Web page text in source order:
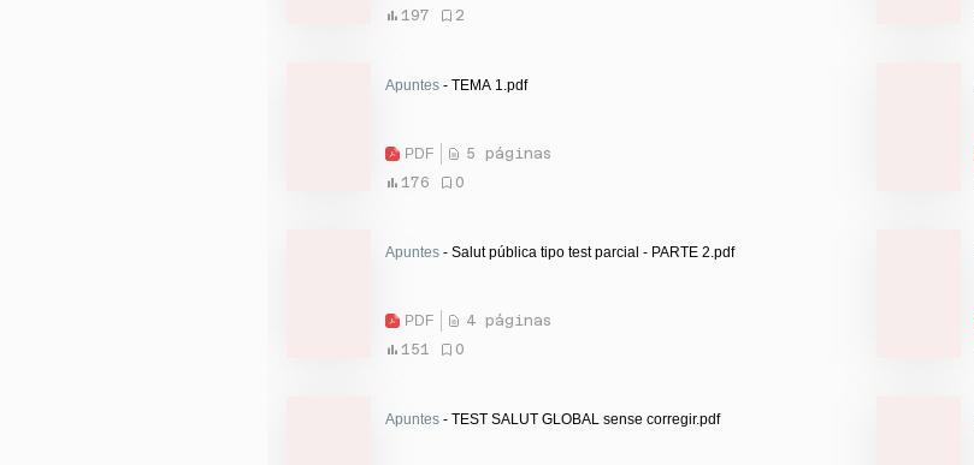
197
2
Apuntes - TEMA 1.pdf
PDF
5 páginas
176
0
Apuntes - Salut pública tipo test parcial - PARTE 2.pdf
PDF
4 páginas
151
0
Apuntes - TEST SALUT GLOBAL sense corregir.pdf